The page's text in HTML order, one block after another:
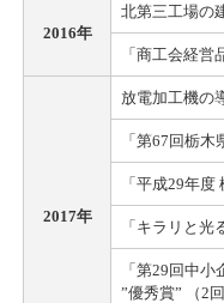
2016年
北第三工場の
「商工会経営
2017年
放電加工機の
「第67回栃
「平成29年
「キラリと光
「第29回中
”優秀賞” （2